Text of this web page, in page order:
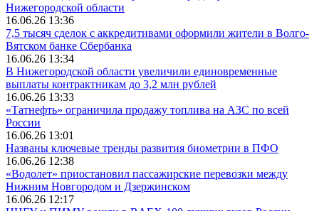
Нижегородской области
16.06.26 13:36
7,5 тысяч сделок с аккредитивами оформили жители в Волго-
Вятском банке Сбербанка
16.06.26 13:34
В Нижегородской области увеличили единовременные
выплаты контрактникам до 3,2 млн рублей
16.06.26 13:33
«Татнефть» ограничила продажу топлива на АЗС по всей
России
16.06.26 13:01
Названы ключевые тренды развития биометрии в ПФО
16.06.26 12:38
«Водолет» приостановил пассажирские перевозки между
Нижним Новгородом и Дзержинском
16.06.26 12:17